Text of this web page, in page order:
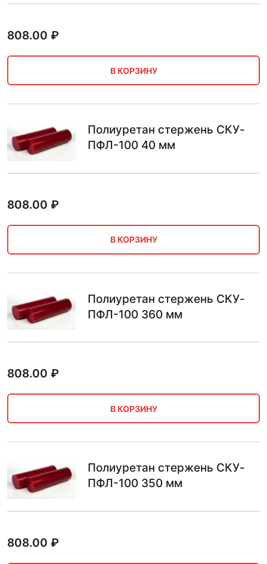
808.00 ₽
В КОРЗИНУ
Полиуретан стержень СКУ-
ПФЛ-100 40 мм
808.00 ₽
В КОРЗИНУ
Полиуретан стержень СКУ-
ПФЛ-100 360 мм
808.00 ₽
В КОРЗИНУ
Полиуретан стержень СКУ-
ПФЛ-100 350 мм
808.00 ₽